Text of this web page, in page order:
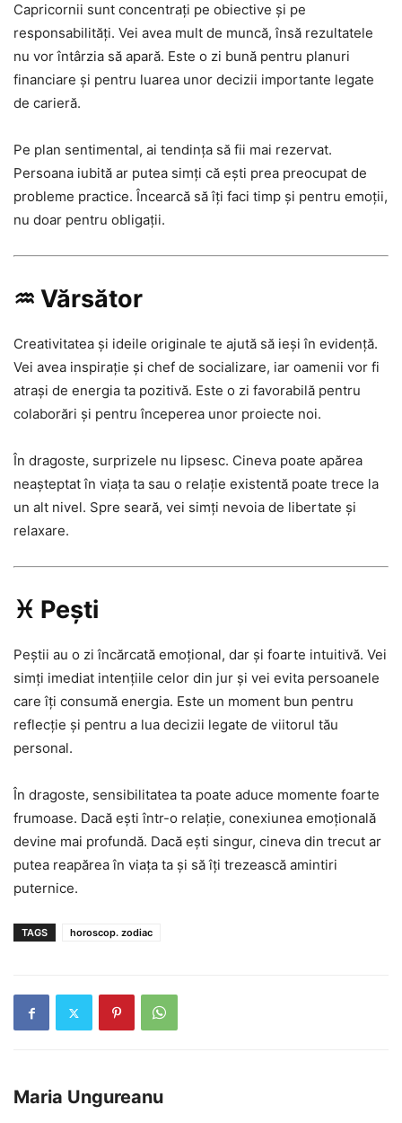
Capricornii sunt concentrați pe obiective și pe
responsabilități. Vei avea mult de muncă, însă rezultatele
nu vor întârzia să apară. Este o zi bună pentru planuri
financiare și pentru luarea unor decizii importante legate
de carieră.
Pe plan sentimental, ai tendința să fii mai rezervat.
Persoana iubită ar putea simți că ești prea preocupat de
probleme practice. Încearcă să îți faci timp și pentru emoții,
nu doar pentru obligații.
♒ Vărsător
Creativitatea și ideile originale te ajută să ieși în evidență.
Vei avea inspirație și chef de socializare, iar oamenii vor fi
atrași de energia ta pozitivă. Este o zi favorabilă pentru
colaborări și pentru începerea unor proiecte noi.
În dragoste, surprizele nu lipsesc. Cineva poate apărea
neașteptat în viața ta sau o relație existentă poate trece la
un alt nivel. Spre seară, vei simți nevoia de libertate și
relaxare.
♓ Pești
Peștii au o zi încărcată emoțional, dar și foarte intuitivă. Vei
simți imediat intențiile celor din jur și vei evita persoanele
care îți consumă energia. Este un moment bun pentru
reflecție și pentru a lua decizii legate de viitorul tău
personal.
În dragoste, sensibilitatea ta poate aduce momente foarte
frumoase. Dacă ești într-o relație, conexiunea emoțională
devine mai profundă. Dacă ești singur, cineva din trecut ar
putea reapărea în viața ta și să îți trezească amintiri
puternice.
TAGS horoscop. zodiac
Maria Ungureanu